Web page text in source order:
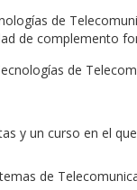
de
de complemento
de
y un curso en el
de